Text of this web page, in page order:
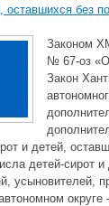
оставшихся без
Законом
№ 67-оз «О
Закон
и детей,
детей-сирот
усыновителей,
округе